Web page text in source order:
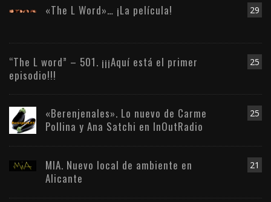
29
«The L Word»… ¡La película!
25
“The L word” – 501. ¡¡¡Aquí está el primer
episodio!!!
25
«Berenjenales». Lo nuevo de Carme
Pollina y Ana Satchi en InOutRadio
21
MIA. Nuevo local de ambiente en
Alicante